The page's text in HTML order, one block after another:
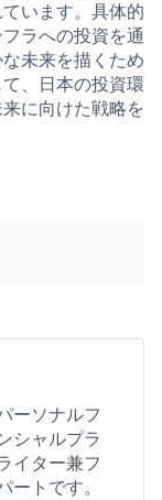
います。具体的
ラへの投資を通
未来を描くため
、日本の投資環
に向けた戦略を
ーソナルフ
シャルプラ
イター兼フ
ートです。